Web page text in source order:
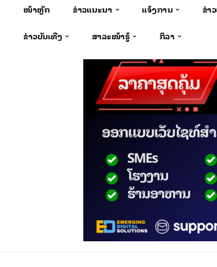
ໜ້າຫຼັກ ຂ່າວແນະນຳ ແຈ້ງການ ຂ່າ
ຂ່າວບັນເທີງ ສາລະໜ້າຮູ້ ກິລາ